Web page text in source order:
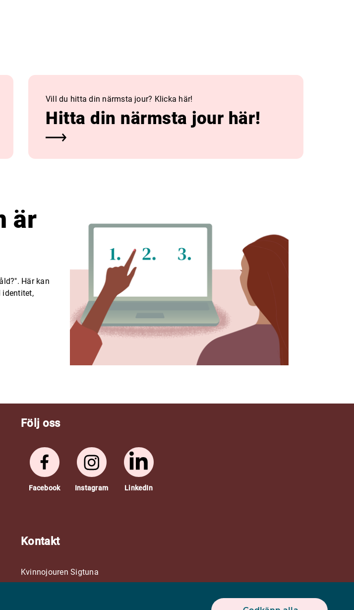
Vill du hitta din närmsta jour? Klicka här!
Hitta din närmsta jour här!
är
Här kan
identitet,
Följ oss
Facebook Instagram LinkedIn
Kontakt
Kvinnojouren Sigtuna